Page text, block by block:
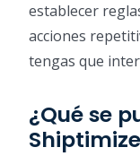
establecer
acciones
tengas que
¿Qué se